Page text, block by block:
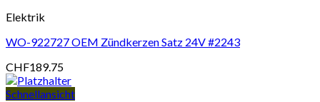
Elektrik
WO-922727 OEM Zündkerzen Satz 24V #2243
CHF189.75
Schnellansicht